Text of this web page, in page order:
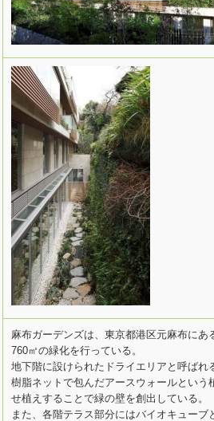
麻布ガーデンズは、東京都港区元麻布に
760㎡の緑化を行っている。
地下階に設けられたドライエリアと呼ば
樹脂ネットで包んだアースウォールとい
せ植えすることで緑の壁を創出している。
また、各階テラス部分にはバイオキュー